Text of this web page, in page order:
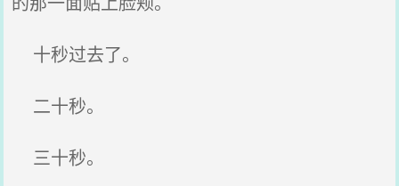
十秒过去了。
二十秒。
三十秒。